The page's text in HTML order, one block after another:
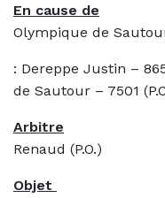
En cause de :
Olympique de
: Dereppe Justin –
de Sautour – 7501
Arbitre
Renaud (P.O.)
Objet
: